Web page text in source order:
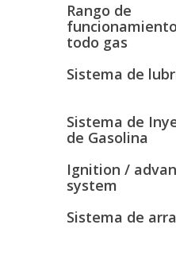
Rango de
todo gas
Sistema de
Sistema de
de Gasolina
Ignition /
system
Sistema de